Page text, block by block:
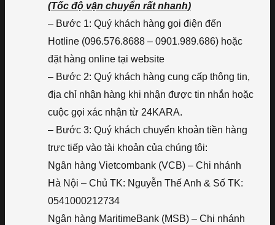
(Tốc độ vận chuyển rất nhanh)
– Bước 1: Quý khách hàng gọi điện đến
Hotline (096.576.8688 – 0901.989.686) hoặc
đặt hàng online tại website
– Bước 2: Quý khách hàng cung cấp thông tin,
địa chỉ nhận hàng khi nhận được tin nhắn hoặc
cuộc gọi xác nhận từ 24KARA.
– Bước 3: Quý khách chuyển khoản tiền hàng
trực tiếp vào tài khoản của chúng tôi:
Ngân hàng Vietcombank (VCB) – Chi nhánh
Hà Nội – Chủ TK: Nguyễn Thế Anh & Số TK:
0541000212734
Ngân hàng MaritimeBank (MSB) – Chi nhánh